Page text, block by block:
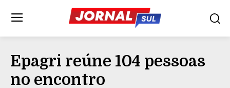
Epagri reúne 104 pessoas
no encontro